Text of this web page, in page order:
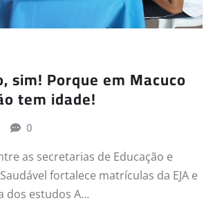
sim! Porque em Macuco
tem idade!
0
as secretarias de Educação e
fortalece matrículas da EJA e
dos estudos A…